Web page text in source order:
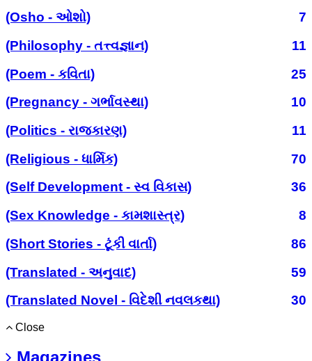
(Osho - ઓશો)
7
(Philosophy - તત્ત્વજ્ઞાન)
11
(Poem - કવિતા)
25
(Pregnancy - ગર્ભાવસ્થા)
10
(Politics - રાજકારણ)
11
(Religious - ધાર્મિક)
70
(Self Development - સ્વ વિકાસ)
36
(Sex Knowledge - કામશાસ્ત્ર)
8
(Short Stories - ટૂંકી વાર્તા)
86
(Translated - અનુવાદ)
59
(Translated Novel - વિદેશી નવલકથા)
30
Close
Magazines